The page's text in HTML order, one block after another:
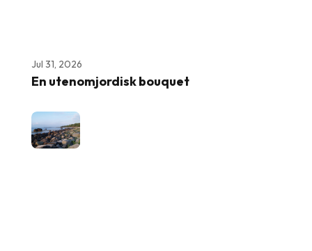
Jul 31, 2026
En utenomjordisk bouquet